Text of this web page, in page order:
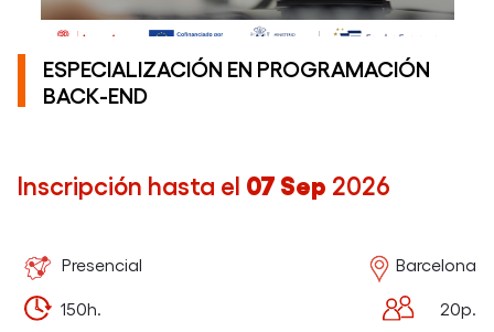
ESPECIALIZACIÓN EN PROGRAMACIÓN
BACK-END
Inscripción hasta el 07 Sep 2026
Presencial Barcelona
150h. 20p.